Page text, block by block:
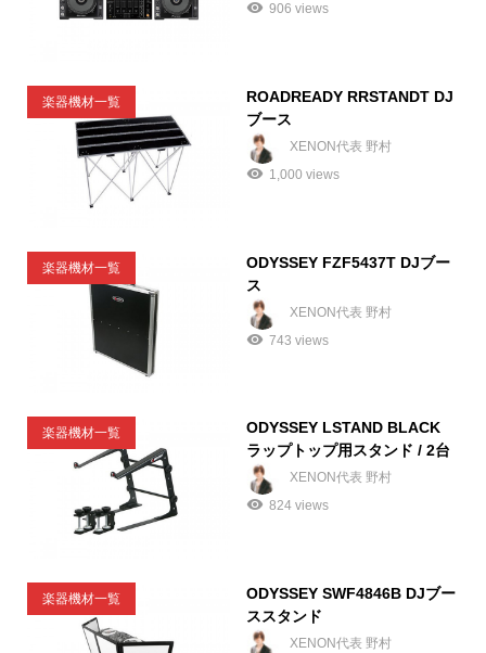
906 views
楽器機材一覧
ROADREADY RRSTANDT DJ
ブース
XENON代表 野村
1,000 views
楽器機材一覧
ODYSSEY FZF5437T DJブー
ス
XENON代表 野村
743 views
楽器機材一覧
ODYSSEY LSTAND BLACK
ラップトップ用スタンド / 2台
XENON代表 野村
824 views
楽器機材一覧
ODYSSEY SWF4846B DJブー
ススタンド
XENON代表 野村